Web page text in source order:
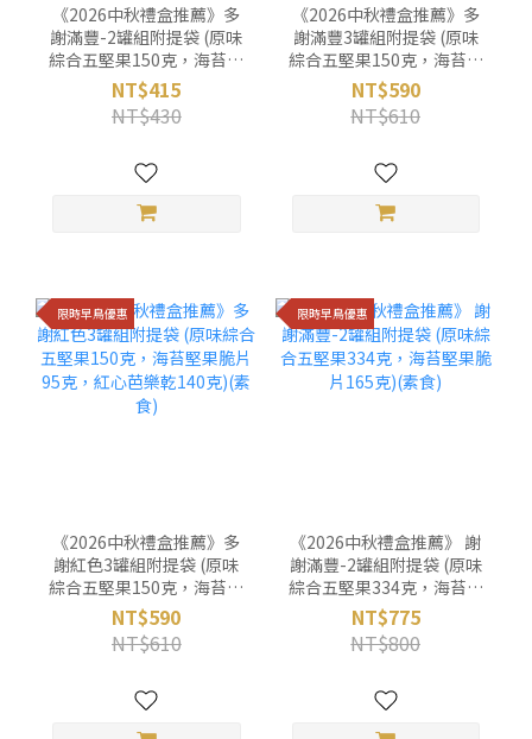
《2026中秋禮盒推薦》多
謝滿豐-2罐組附提袋 (原味
綜合五堅果150克，海苔堅
果脆片95克)(素食)
NT$415
NT$430
《2026中秋禮盒推薦》多
謝滿豐3罐組附提袋 (原味
綜合五堅果150克，海苔堅
果脆片95克，柚香果乾135
克)(素食)
NT$590
NT$610
限時早鳥優惠
《2026中秋禮盒推薦》多
謝紅色3罐組附提袋 (原味
綜合五堅果150克，海苔堅
果脆片95克，紅心芭樂乾
140克)(素食)
NT$590
NT$610
限時早鳥優惠
《2026中秋禮盒推薦》 謝
謝滿豐-2罐組附提袋 (原味
綜合五堅果334克，海苔堅
果脆片165克)(素食)
NT$775
NT$800